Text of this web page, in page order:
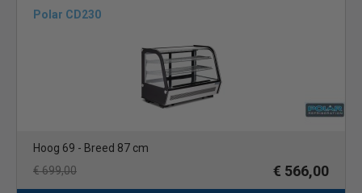
Polar CD230
Hoog 69 - Breed 87 cm
€ 699,00
€ 566,00